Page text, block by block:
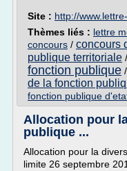
Site : http://
Thèmes liés : lettre
concours / concours
publique territoriale /
fonction publique /
de la fonction
fonction publique
Allocation pour
publique ...
Allocation pour la
limite 26 septembre